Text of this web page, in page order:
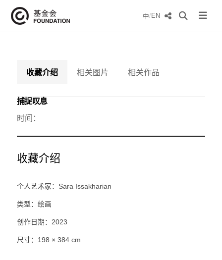
中/EN
收藏介绍 相关图片 相关作品
捕捉叹息
时间：
收藏介绍
个人艺术家：Sara Issakharian
类型：绘画
创作日期：2023
尺寸：198 × 384 cm